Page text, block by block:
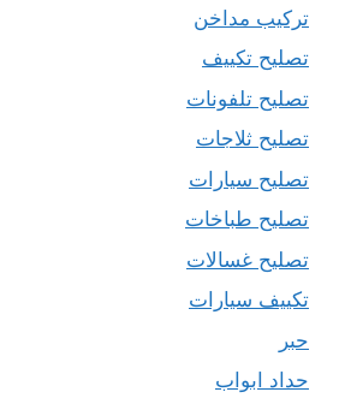
تركيب مداخن
تصليح تكييف
تصليح تلفونات
تصليح ثلاجات
تصليح سيارات
تصليح طباخات
تصليح غسالات
تكييف سيارات
حبر
حداد ابواب